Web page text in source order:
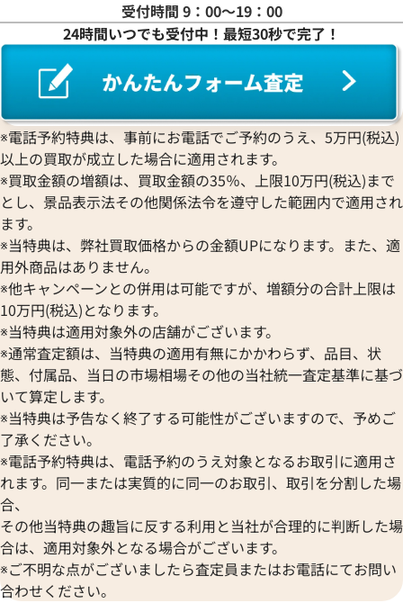
受付時間 9：00〜19：00
24時間いつでも受付中！最短30秒で完了！
※電話予約特典は、事前にお電話でご予約のうえ、5万円(税込)
以上の買取が成立した場合に適用されます。
※買取金額の増額は、買取金額の35％、上限10万円(税込)まで
とし、景品表示法その他関係法令を遵守した範囲内で適用され
ます。
※当特典は、弊社買取価格からの金額UPになります。また、適
用外商品はありません。
※他キャンペーンとの併用は可能ですが、増額分の合計上限は
10万円(税込)となります。
※当特典は適用対象外の店舗がございます。
※通常査定額は、当特典の適用有無にかかわらず、品目、状
態、付属品、当日の市場相場その他の当社統一査定基準に基づ
いて算定します。
※当特典は予告なく終了する可能性がございますので、予めご
了承ください。
※電話予約特典は、電話予約のうえ対象となるお取引に適用さ
れます。同一または実質的に同一のお取引、取引を分割した場
合、
その他当特典の趣旨に反する利用と当社が合理的に判断した場
合は、適用対象外となる場合がございます。
※ご不明な点がございましたら査定員またはお電話にてお問い
合わせください。